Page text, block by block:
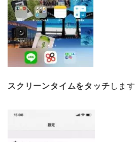
スクリーンタイムをタッチ します